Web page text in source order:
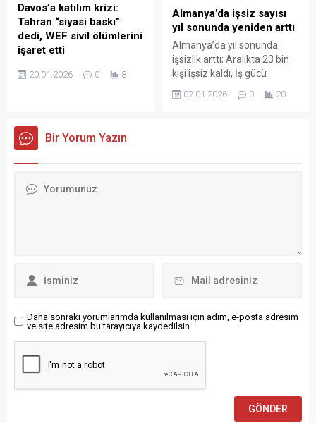
söyledi. Reinhardt, özellikle
çocuk ve gençlerde görülen
“knall travması” (iç kulak
hasarı) vakaları...
Davos’a katılım krizi:
Tahran “siyasi baskı”
dedi, WEF sivil ölümlerini
işaret etti
Arakçi, Dünya Ekonomik
engellediğini belirterek
organizasyonu İsrail ve ABD
baskısına boyun eğmekle
suçlarken, forum yönetimi
can kayıpları nedeniyle
Forumu’ndan yapılan
20.01.2026 0 8
Almanya’da işsiz sayısı
yıl sonunda yeniden arttı
Almanya’da yıl sonunda
işsizlik arttı; Aralıkta 23 bin
kişi işsiz kaldı, İş gücü
toparlanma sinyalinin
07.01.2026 0 20
Bir Yorum Yazın
Daha sonraki yorumlarımda kullanılması için adım, e-posta adresim
ve site adresim bu tarayıcıya kaydedilsin.